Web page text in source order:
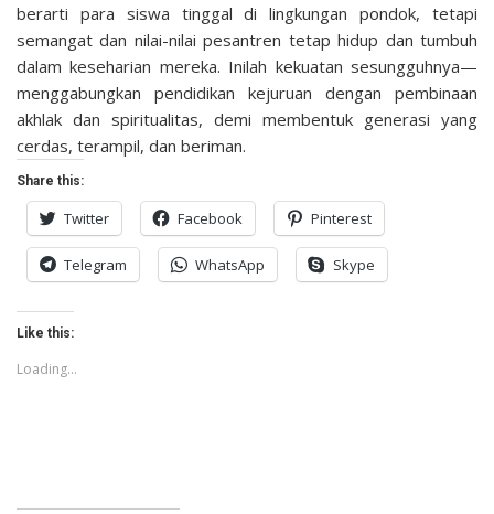
berarti para siswa tinggal di lingkungan pondok, tetapi
semangat dan nilai-nilai pesantren tetap hidup dan tumbuh
dalam keseharian mereka. Inilah kekuatan sesungguhnya—
menggabungkan pendidikan kejuruan dengan pembinaan
akhlak dan spiritualitas, demi membentuk generasi yang
cerdas, terampil, dan beriman.
Share this:
Twitter Facebook Pinterest
Telegram WhatsApp Skype
Like this:
Loading...